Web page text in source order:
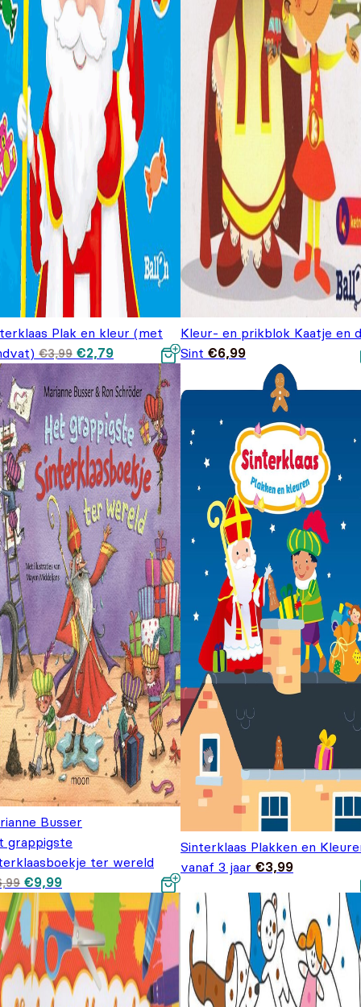
Plak en kleur (met
€3,99 Oorspronkelijke
prijs was:
€3,99.
€2,79Huidige
prijs is:
€2,79.
Kleur- en prikblok Kaatje en
Sint €6,99
Busser
grappigste
ter wereld
Oorspronkelijke prijs
was: €16,99.
€9,99Huidige prijs is:
€9,99.
Sinterklaas Plakken en
vanaf 3 jaar €3,99